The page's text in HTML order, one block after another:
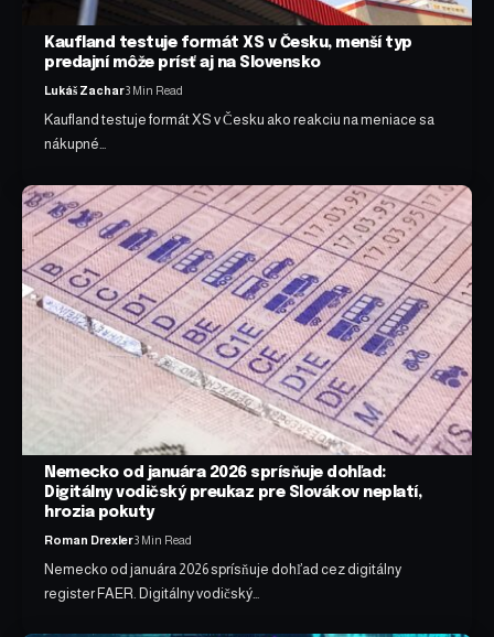
Kaufland testuje formát XS v Česku, menší typ
predajní môže prísť aj na Slovensko
Lukáš Zachar3 Min Read
Kaufland testuje formát XS v Česku ako reakciu na meniace sa
nákupné…
Nemecko od januára 2026 sprísňuje dohľad:
Digitálny vodičský preukaz pre Slovákov neplatí,
hrozia pokuty
Roman Drexler3 Min Read
Nemecko od januára 2026 sprísňuje dohľad cez digitálny
register FAER. Digitálny vodičský…